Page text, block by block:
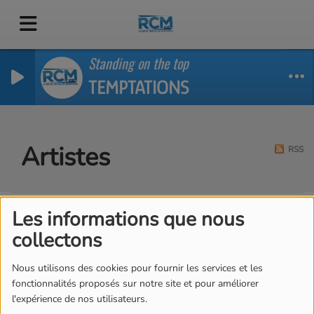
Les informations que nous
collectons
Nous utilisons des cookies pour fournir les services et les
fonctionnalités proposés sur notre site et pour améliorer
l'expérience de nos utilisateurs.
Standing on the top
TEMPTATIONS
Artistes RSS
Tous 0-9 A B C D E F G H
K
L M N
Y Z